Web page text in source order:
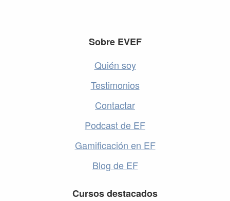
Sobre EVEF
Quién soy
Testimonios
Contactar
Podcast de EF
Gamificación en EF
Blog de EF
Cursos destacados